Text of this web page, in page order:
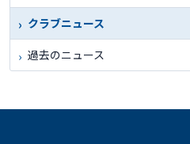
クラブニュース
過去のニュース